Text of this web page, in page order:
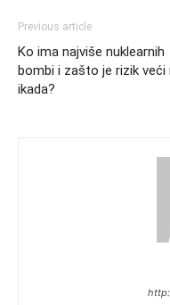
Previous article
Ko ima najviše nuklearnih
bombi i zašto je rizik veći
ikada?